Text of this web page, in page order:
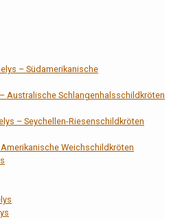
– Südamerikanische
Australische Schlangenhalsschildkröten
– Seychellen-Riesenschildkröten
Weichschildkröten